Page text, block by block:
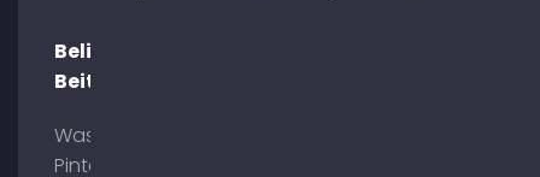
Beliebte
Beiträge
Was ist
Pinterest